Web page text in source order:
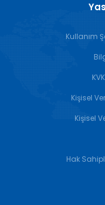
Kullanım
Kişisel
Kişisel
Hak